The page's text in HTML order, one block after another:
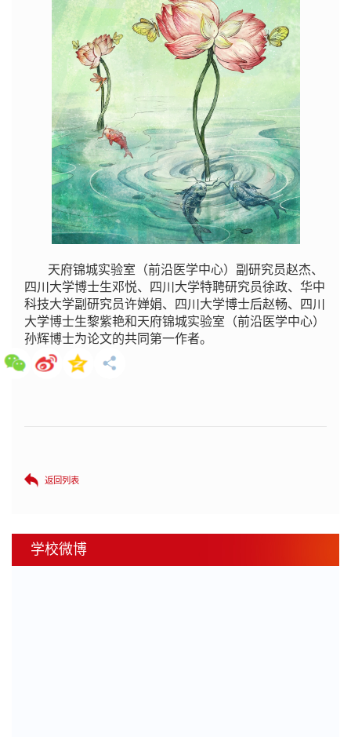
天府锦城实验室（前沿医学中心）副研究员赵杰、
四川大学博士生邓悦、四川大学特聘研究员徐政、华中
科技大学副研究员许婵娟、四川大学博士后赵畅、四川
大学博士生黎紫艳和天府锦城实验室（前沿医学中心）
孙辉博士为论文的共同第一作者。
返回列表
学校微博